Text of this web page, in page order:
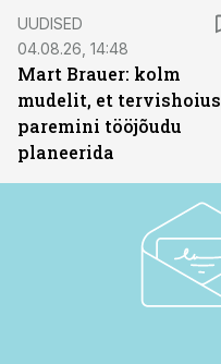
UUDISED
04.08.26, 14:48
Mart Brauer: kolm
mudelit, et tervishoius
paremini tööjõudu
planeerida